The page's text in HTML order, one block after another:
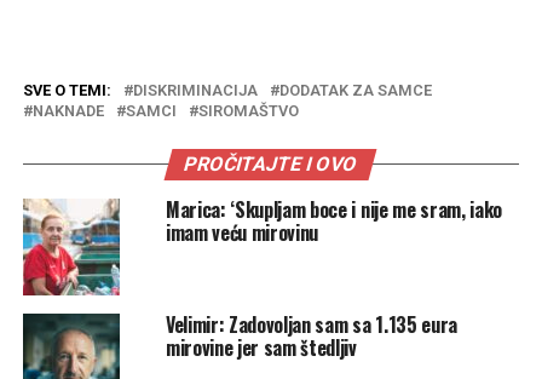
SVE O TEMI: DISKRIMINACIJA
DODATAK ZA SAMCE
NAKNADE
SAMCI SIROMAŠTVO
PROČITAJTE I OVO
Marica: ‘Skupljam boce i nije me sram, iako
imam veću mirovinu
Velimir: Zadovoljan sam sa 1.135 eura
mirovine jer sam štedljiv